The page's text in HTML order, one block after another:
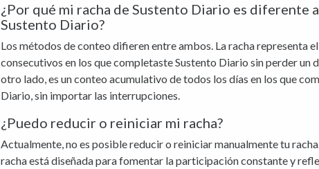
¿Por qué mi racha de Sustento Diario es diferente
Sustento Diario?
Los métodos de conteo difieren entre ambos. La racha representa
consecutivos en los que completaste Sustento Diario sin perder un
otro lado, es un conteo acumulativo de todos los días en los que
Diario, sin importar las interrupciones.
¿Puedo reducir o reiniciar mi racha?
Actualmente, no es posible reducir o reiniciar manualmente tu
racha está diseñada para fomentar la participación constante y